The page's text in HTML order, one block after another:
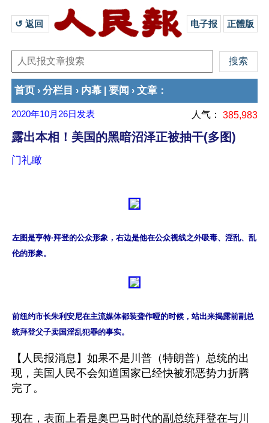
↺ 返回 电子报 正體版
首页 › 分栏目 › 内幕 要闻 › 文章 ：
2020年10月26日 发表 人气： 385,983
露出本相！美国的黑暗沼泽正被抽干(多图)
门礼瞰
左图是亨特·拜登的公众形象，右边是他在公众视线之外吸毒、淫乱、乱
伦的形象。
前纽约市长朱利安尼在主流媒体都装聋作哑的时候，站出来揭露前副总
统拜登父子卖国淫乱犯罪的事实。
【人民报消息】如果不是川普（特朗普）总统的出
现，美国人民不会知道国家已经快被邪恶势力折腾
完了。
现在，表面上看是奥巴马时代的副总统拜登在与川